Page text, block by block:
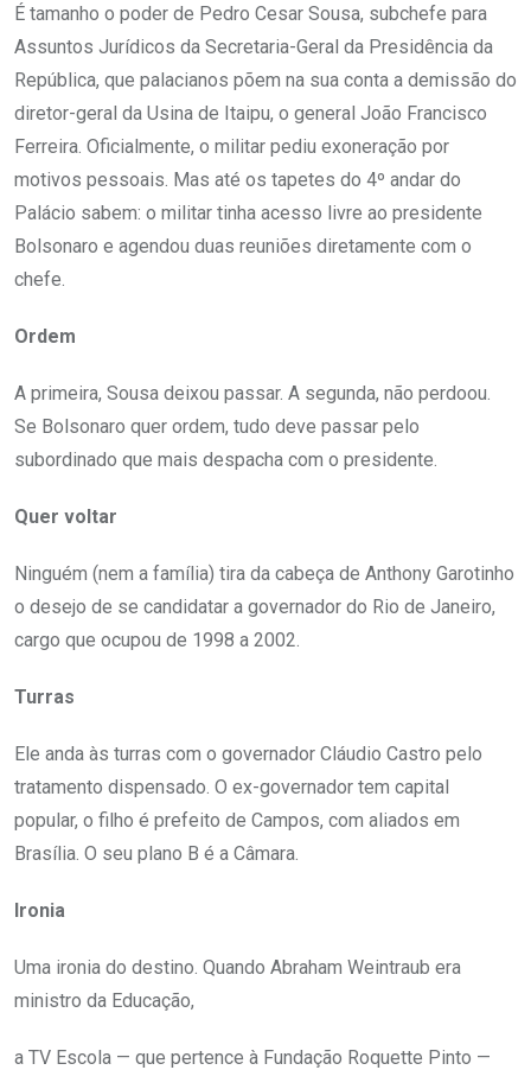
É tamanho o poder de Pedro Cesar Sousa, subchefe para
Assuntos Jurídicos da Secretaria-Geral da Presidência da
República, que palacianos põem na sua conta a demissão do
diretor-geral da Usina de Itaipu, o general João Francisco
Ferreira. Oficialmente, o militar pediu exoneração por
motivos pessoais. Mas até os tapetes do 4º andar do
Palácio sabem: o militar tinha acesso livre ao presidente
Bolsonaro e agendou duas reuniões diretamente com o
chefe.
Ordem
A primeira, Sousa deixou passar. A segunda, não perdoou.
Se Bolsonaro quer ordem, tudo deve passar pelo
subordinado que mais despacha com o presidente.
Quer voltar
Ninguém (nem a família) tira da cabeça de Anthony Garotinho
o desejo de se candidatar a governador do Rio de Janeiro,
cargo que ocupou de 1998 a 2002.
Turras
Ele anda às turras com o governador Cláudio Castro pelo
tratamento dispensado. O ex-governador tem capital
popular, o filho é prefeito de Campos, com aliados em
Brasília. O seu plano B é a Câmara.
Ironia
Uma ironia do destino. Quando Abraham Weintraub era
ministro da Educação,
a TV Escola — que pertence à Fundação Roquette Pinto —